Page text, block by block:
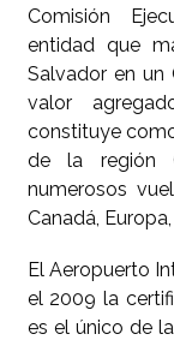
Comisión
entidad que
Salvador en
valor
constituye
de la región
numerosos
Canadá,
El Aeropuerto
el 2009 la
es el único de